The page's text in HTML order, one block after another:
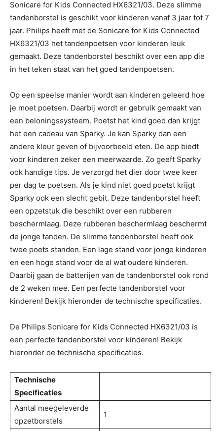
Sonicare for Kids Connected HX6321/03. Deze slimme
tandenborstel is geschikt voor kinderen vanaf 3 jaar tot 7
jaar. Philips heeft met de Sonicare for Kids Connected
HX6321/03 het tandenpoetsen voor kinderen leuk
gemaakt. Deze tandenborstel beschikt over een app die
in het teken staat van het goed tandenpoetsen.
Op een speelse manier wordt aan kinderen geleerd hoe
je moet poetsen. Daarbij wordt er gebruik gemaakt van
een beloningssysteem. Poetst het kind goed dan krijgt
het een cadeau van Sparky. Je kan Sparky dan een
andere kleur geven of bijvoorbeeld eten. De app biedt
voor kinderen zeker een meerwaarde. Zo geeft Sparky
ook handige tips. Je verzorgd het dier door twee keer
per dag te poetsen. Als je kind niet goed poetst krijgt
Sparky ook een slecht gebit. Deze tandenborstel heeft
een opzetstuk die beschikt over een rubberen
beschermlaag. Deze rubberen beschermlaag beschermt
de jonge tanden. De slimme tandenborstel heeft ook
twee poets standen. Een lage stand voor jonge kinderen
en een hoge stand voor de al wat oudere kinderen.
Daarbij gaan de batterijen van de tandenborstel ook rond
de 2 weken mee. Een perfecte tandenborstel voor
kinderen! Bekijk hieronder de technische specificaties.
De Philips Sonicare for Kids Connected HX6321/03 is
een perfecte tandenborstel voor kinderen! Bekijk
hieronder de technische specificaties.
Technische
Specificaties
Aantal meegeleverde
opzetborstels
1